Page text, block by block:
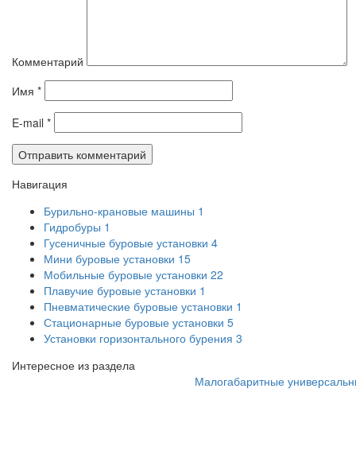
Комментарий
Имя *
E-mail *
Навигация
Бурильно-крановые машины 1
Гидробуры 1
Гусеничные буровые установки 4
Мини буровые установки 15
Мобильные буровые установки 22
Плавучие буровые установки 1
Пневматические буровые установки 1
Стационарные буровые установки 5
Установки горизонтального бурения 3
Интересное из раздела
Малогабаритные